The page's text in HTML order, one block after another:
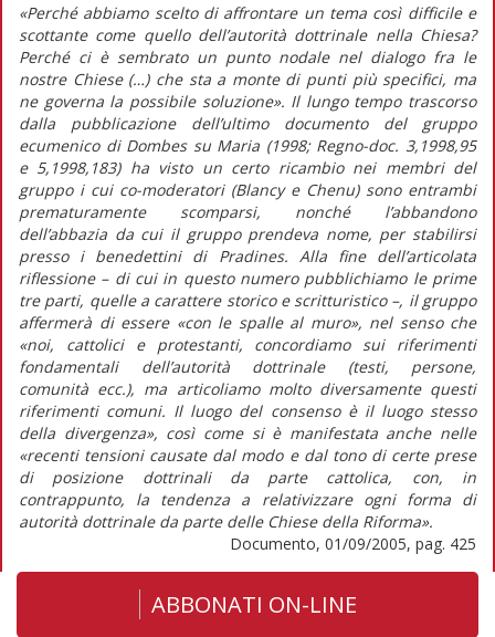
«Perché abbiamo scelto di affrontare un tema così difficile e
scottante come quello dell’autorità dottrinale nella Chiesa?
Perché ci è sembrato un punto nodale nel dialogo fra le
nostre Chiese (…) che sta a monte di punti più specifici, ma
ne governa la possibile soluzione». Il lungo tempo trascorso
dalla pubblicazione dell’ultimo documento del gruppo
ecumenico di Dombes su Maria (1998; Regno-doc. 3,1998,95
e 5,1998,183) ha visto un certo ricambio nei membri del
gruppo i cui co-moderatori (Blancy e Chenu) sono entrambi
prematuramente scomparsi, nonché l’abbandono
dell’abbazia da cui il gruppo prendeva nome, per stabilirsi
presso i benedettini di Pradines. Alla fine dell’articolata
riflessione – di cui in questo numero pubblichiamo le prime
tre parti, quelle a carattere storico e scritturistico –, il gruppo
affermerà di essere «con le spalle al muro», nel senso che
«noi, cattolici e protestanti, concordiamo sui riferimenti
fondamentali dell’autorità dottrinale (testi, persone,
comunità ecc.), ma articoliamo molto diversamente questi
riferimenti comuni. Il luogo del consenso è il luogo stesso
della divergenza», così come si è manifestata anche nelle
«recenti tensioni causate dal modo e dal tono di certe prese
di posizione dottrinali da parte cattolica, con, in
contrappunto, la tendenza a relativizzare ogni forma di
autorità dottrinale da parte delle Chiese della Riforma».
Documento, 01/09/2005, pag. 425
ABBONATI ON-LINE